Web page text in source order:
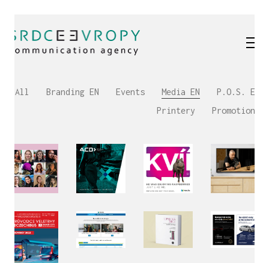
All Branding EN Events Media EN
P.O.S. EN
Printery
Promotions
Unmute Loaded:
66.04%